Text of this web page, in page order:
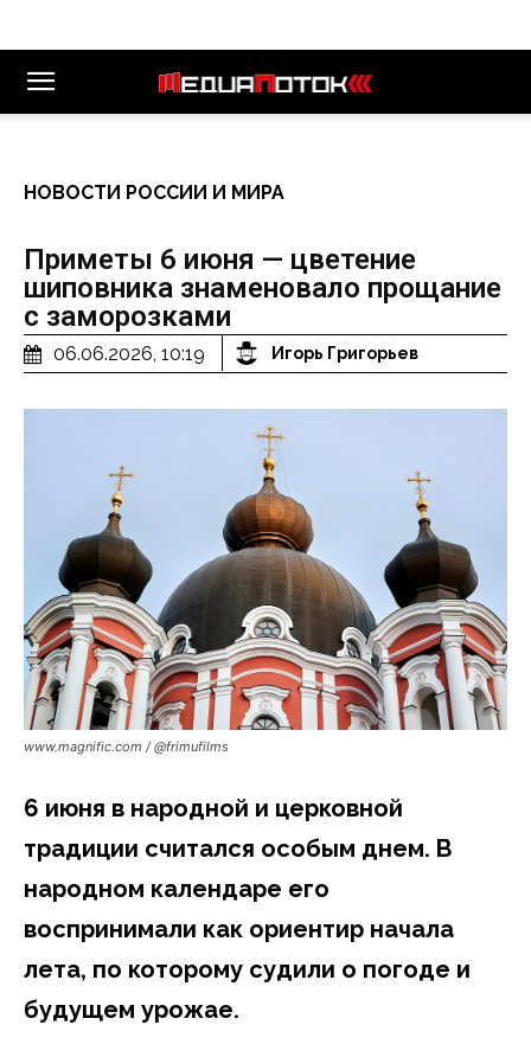
НОВОСТИ РОССИИ И МИРА
Приметы 6 июня — цветение
шиповника знаменовало прощание
с заморозками
06.06.2026, 10:19 Игорь Григорьев
www.magnific.com / @frimufilms
6 июня в народной и церковной
традиции считался особым днем. В
народном календаре его
воспринимали как ориентир начала
лета, по которому судили о погоде и
будущем урожае.